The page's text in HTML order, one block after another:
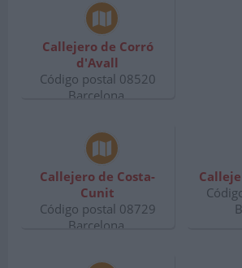
Callejero de Corró
d'Avall
Código postal 08520
Barcelona.
Callejero de Costa-
Cunit
Código postal 08729
Barcelona.